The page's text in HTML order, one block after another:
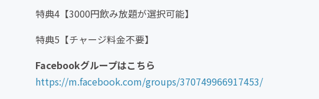
特典4【3000円飲み放題が選択可能】
特典5【チャージ料金不要】
Facebookグループはこちら
https://m.facebook.com/groups/370749966917453/